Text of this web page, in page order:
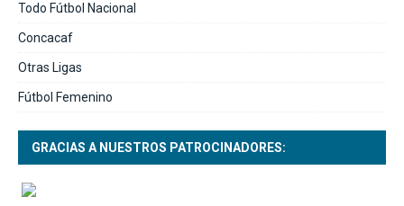
Todo Fútbol Nacional
Concacaf
Otras Ligas
Fútbol Femenino
GRACIAS A NUESTROS PATROCINADORES: